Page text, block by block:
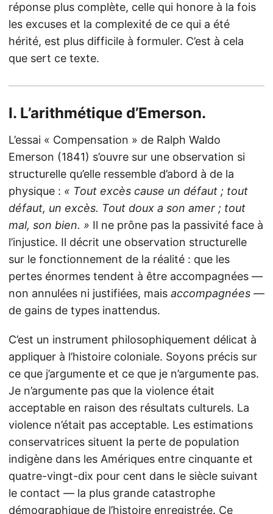
réponse plus complète, celle qui honore à la fois
les excuses et la complexité de ce qui a été
hérité, est plus difficile à formuler. C’est à cela
que sert ce texte.
I. L’arithmétique d’Emerson.
L’essai « Compensation » de Ralph Waldo
Emerson (1841) s’ouvre sur une observation si
structurelle qu’elle ressemble d’abord à de la
physique : « Tout excès cause un défaut ; tout
défaut, un excès. Tout doux a son amer ; tout
mal, son bien. » Il ne prône pas la passivité face à
l’injustice. Il décrit une observation structurelle
sur le fonctionnement de la réalité : que les
pertes énormes tendent à être accompagnées —
non annulées ni justifiées, mais accompagnées —
de gains de types inattendus.
C’est un instrument philosophiquement délicat à
appliquer à l’histoire coloniale. Soyons précis sur
ce que j’argumente et ce que je n’argumente pas.
Je n’argumente pas que la violence était
acceptable en raison des résultats culturels. La
violence n’était pas acceptable. Les estimations
conservatrices situent la perte de population
indigène dans les Amériques entre cinquante et
quatre-vingt-dix pour cent dans le siècle suivant
le contact — la plus grande catastrophe
démographique de l’histoire enregistrée. Ce